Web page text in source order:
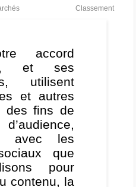
Classement
accord
et ses
utilisent
et autres
des fins de
avec les
que
pour
contenu, la